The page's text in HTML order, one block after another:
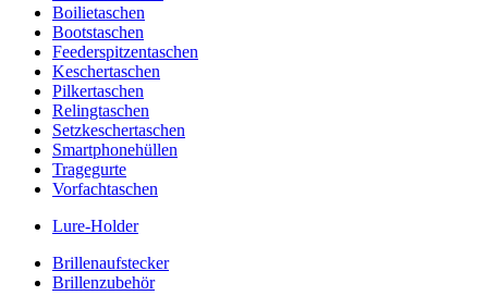
Boilietaschen
Bootstaschen
Feederspitzentaschen
Keschertaschen
Pilkertaschen
Relingtaschen
Setzkeschertaschen
Smartphonehüllen
Tragegurte
Vorfachtaschen
Lure-Holder
Brillenaufstecker
Brillenzubehör